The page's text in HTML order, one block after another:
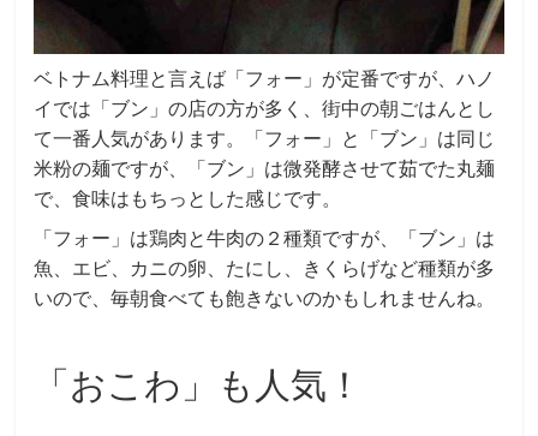
ベトナム料理と言えば「フォー」が定番ですが、ハノ
イでは「ブン」の店の方が多く、街中の朝ごはんとし
て一番人気があります。「フォー」と「ブン」は同じ
米粉の麺ですが、「ブン」は微発酵させて茹でた丸麺
で、食味はもちっとした感じです。
「フォー」は鶏肉と牛肉の２種類ですが、「ブン」は
魚、エビ、カニの卵、たにし、きくらげなど種類が多
いので、毎朝食べても飽きないのかもしれませんね。
「おこわ」も人気！